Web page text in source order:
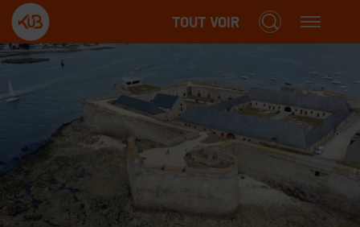
TOUT VOIR